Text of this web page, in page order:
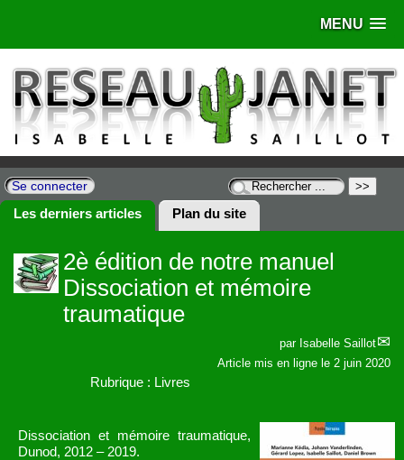
MENU
Se connecter
Les derniers articles Plan du site
2è édition de notre manuel
Dissociation et mémoire
traumatique
par Isabelle Saillot
Article mis en ligne le 2 juin 2020
Rubrique : Livres
Dissociation et mémoire traumatique,
Dunod, 2012 – 2019.